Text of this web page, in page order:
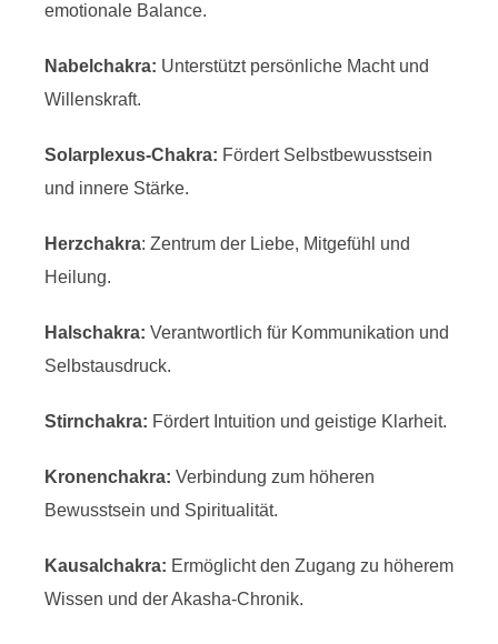
emotionale Balance.
Nabelchakra: Unterstützt persönliche Macht und
Willenskraft.
Solarplexus-Chakra: Fördert Selbstbewusstsein
und innere Stärke.
Herzchakra: Zentrum der Liebe, Mitgefühl und
Heilung.
Halschakra: Verantwortlich für Kommunikation und
Selbstausdruck.
Stirnchakra: Fördert Intuition und geistige Klarheit.
Kronenchakra: Verbindung zum höheren
Bewusstsein und Spiritualität.
Kausalchakra: Ermöglicht den Zugang zu höherem
Wissen und der Akasha-Chronik.